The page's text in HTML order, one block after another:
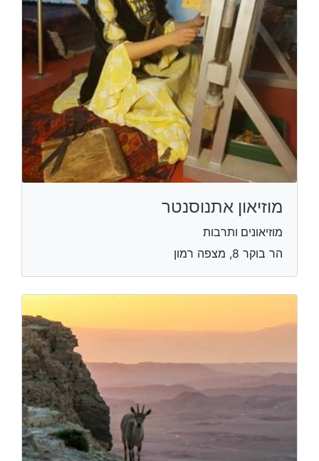
מוזיאון אתנוסנטר
מוזיאונים ותרבות
הר בוקר 8, מצפה רמון